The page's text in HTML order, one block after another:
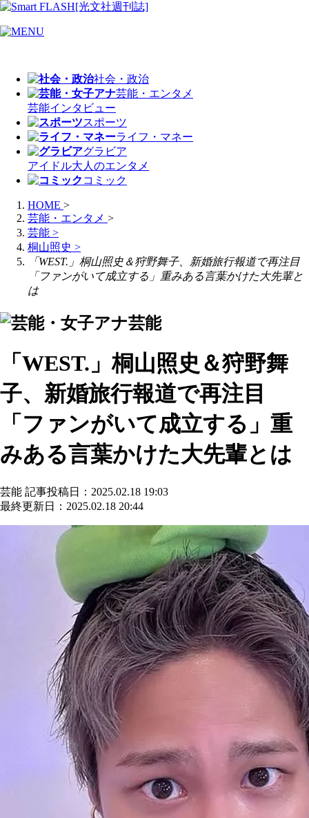
社会・政治
芸能・エンタメ
芸能インタビュー
スポーツ
ライフ・マネー
グラビア
アイドル大人のエンタメ
コミック
HOME >
芸能・エンタメ >
芸能 >
桐山照史 >
「WEST.」桐山照史＆狩野舞子、新婚旅行報道で再注目
「ファンがいて成立する」重みある言葉かけた大先輩と
は
芸能
「WEST.」桐山照史＆狩野舞
子、新婚旅行報道で再注目
「ファンがいて成立する」重
みある言葉かけた大先輩とは
芸能 記事投稿日：2025.02.18 19:03
最終更新日：2025.02.18 20:44